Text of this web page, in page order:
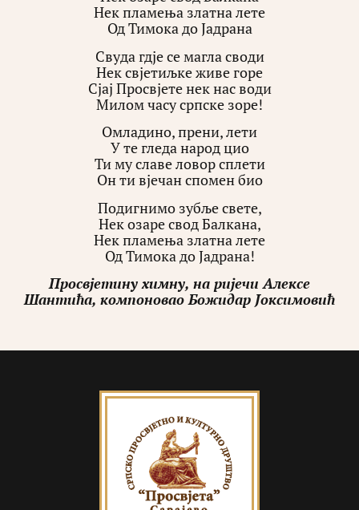
Нек пламења златна лете
Од Тимока до Јадрана
Свуда гдје се магла своди
Нек свјетиљке живе горе
Сјај Просвјете нек нас води
Милом часу српске зоре!
Омладино, прени, лети
У те гледа народ цио
Ти му славе ловор сплети
Он ти вјечан спомен био
Подигнимо зубље свете,
Нек озаре свод Балкана,
Нек пламења златна лете
Од Тимока до Јадрана!
Просвјетину химну, на ријечи Алексе
Шантића, компоновао Божидар Јоксимовић